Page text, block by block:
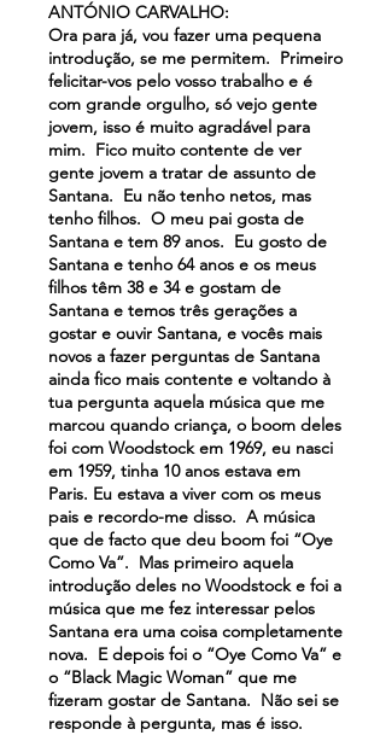
ANTÓNIO CARVALHO:
Ora para já, vou fazer uma pequena
introdução, se me permitem. Primeiro
felicitar-vos pelo vosso trabalho e é
com grande orgulho, só vejo gente
jovem, isso é muito agradável para
mim. Fico muito contente de ver
gente jovem a tratar de assunto de
Santana. Eu não tenho netos, mas
tenho filhos. O meu pai gosta de
Santana e tem 89 anos. Eu gosto de
Santana e tenho 64 anos e os meus
filhos têm 38 e 34 e gostam de
Santana e temos três gerações a
gostar e ouvir Santana, e vocês mais
novos a fazer perguntas de Santana
ainda fico mais contente e voltando à
tua pergunta aquela música que me
marcou quando criança, o boom deles
foi com Woodstock em 1969, eu nasci
em 1959, tinha 10 anos estava em
Paris. Eu estava a viver com os meus
pais e recordo-me disso. A música
que de facto que deu boom foi “Oye
Como Va”. Mas primeiro aquela
introdução deles no Woodstock e foi a
música que me fez interessar pelos
Santana era uma coisa completamente
nova. E depois foi o “Oye Como Va” e
o “Black Magic Woman” que me
fizeram gostar de Santana. Não sei se
responde à pergunta, mas é isso.